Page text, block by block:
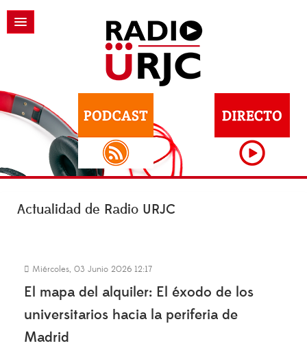
Actualidad de Radio URJC
Miércoles, 03 Junio 2026 12:17
El mapa del alquiler: El éxodo de los
universitarios hacia la periferia de
Madrid